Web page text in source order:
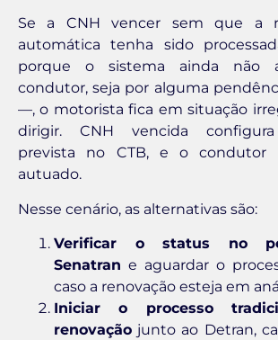
Se a CNH vencer sem que a
automática tenha sido
porque o sistema ainda não
condutor, seja por alguma
—, o motorista fica em situação
dirigir. CNH vencida
prevista no CTB, e o condutor
autuado.
Nesse cenário, as alternativas são:
Verificar o status no
Senatran e aguardar o
caso a renovação esteja em
Iniciar o processo
renovação junto ao Detran,